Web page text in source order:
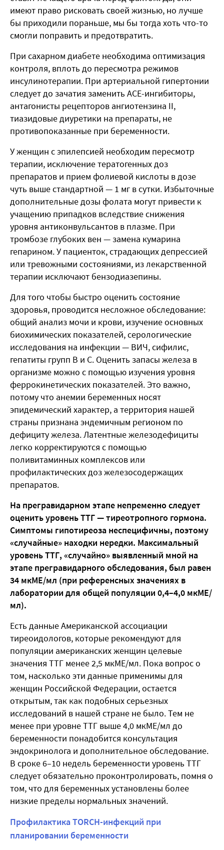
имеют право рисковать своей жизнью, но лучше
бы приходили пораньше, мы бы тогда хоть что-то
смогли поправить и предотвратить.
При сахарном диабете необходима оптимизация
контроля, вплоть до пересмотра режимов
инсулинотерапии. При артериальной гипертонии
следует до зачатия заменить ACE-ингибиторы,
антагонисты рецепторов ангиотензина II,
тиазидовые диуретики на препараты, не
противопоказанные при беременности.
У женщин с эпилепсией необходим пересмотр
терапии, исключение тератогенных доз
препаратов и прием фолиевой кислоты в дозе
чуть выше стандартной — 1 мг в сутки. Избыточные
дополнительные дозы фолата могут привести к
учащению припадков вследствие снижения
уровня антиконвульсантов в плазме. При
тромбозе глубоких вен — замена кумарина
гепарином. У пациенток, страдающих депрессией
или тревожными состояниями, из лекарственной
терапии исключают бензодиазепины.
Для того чтобы быстро оценить состояние
здоровья, проводится несложное обследование:
общий анализ мочи и крови, изучение основных
биохимических показателей, серологические
исследования на инфекции — ВИЧ, сифилис,
гепатиты групп В и С. Оценить запасы железа в
организме можно с помощью изучения уровня
феррокинетических показателей. Это важно,
потому что анемии беременных носят
эпидемический характер, а территория нашей
страны признана эндемичным регионом по
дефициту железа. Латентные железодефициты
легко корректируются с помощью
поливитаминных комплексов или
профилактических доз железосодержащих
препаратов.
На прегравидарном этапе непременно следует
оценить уровень ТТГ — тиреотропного гормона.
Симптомы гипотиреоза неспецифичны, поэтому
«случайные» находки нередки. Максимальный
уровень ТТГ, «случайно» выявленный мной на
этапе прегравидарного обследования, был равен
34 мкМЕ/мл (при референсных значениях в
лаборатории для общей популяции 0,4–4,0 мкМЕ/
мл).
Есть данные Американской ассоциации
тиреоидологов, которые рекомендуют для
популяции американских женщин целевые
значения ТТГ менее 2,5 мкМЕ/мл. Пока вопрос о
том, насколько эти данные применимы для
женщин Российской Федерации, остается
открытым, так как подобных серьезных
исследований в нашей стране не было. Тем не
менее при уровне ТТГ выше 4,0 мкМЕ/мл до
беременности понадобится консультация
эндокринолога и дополнительное обследование.
В сроке 6–10 недель беременности уровень ТТГ
следует обязательно проконтролировать, помня о
том, что для беременных установлены более
низкие пределы нормальных значений.
Профилактика TORCH-инфекций при
планировании беременности